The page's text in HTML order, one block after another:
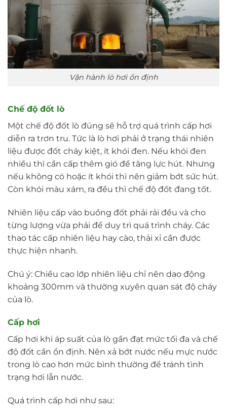
Vận hành lò hơi ổn định
Chế độ đốt lò
Một chế độ đốt lò đúng sẽ hỗ trợ quá trình cấp hơi
diễn ra trơn tru. Tức là lò hơi phải ở trạng thái nhiên
liệu được đốt cháy kiệt, ít khói đen. Nếu khói đen
nhiều thì cần cấp thêm gió để tăng lực hút. Nhưng
nếu không có hoặc ít khói thì nên giảm bớt sức hút.
Còn khói màu xám, ra đều thì chế độ đốt đang tốt.
Nhiên liệu cấp vào buồng đốt phải rải đều và cho
từng lượng vừa phải để duy trì quá trình cháy. Các
thao tác cấp nhiên liệu hay cào, thải xỉ cần được
thực hiện nhanh.
Chú ý: Chiều cao lớp nhiên liệu chỉ nên dao động
khoảng 300mm và thường xuyên quan sát độ cháy
của lò.
Cấp hơi
Cấp hơi khi áp suất của lò gần đạt mức tối đa và chế
độ đốt cần ổn định. Nên xả bớt nước nếu mực nước
trong lò cao hơn mức bình thường để tránh tình
trạng hơi lẫn nước.
Quá trình cấp hơi như sau: